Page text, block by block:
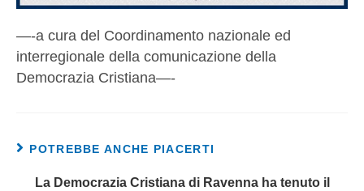
—-a cura del Coordinamento nazionale ed
interregionale della comunicazione della
Democrazia Cristiana—-
POTREBBE ANCHE PIACERTI
La Democrazia Cristiana di Ravenna ha tenuto il